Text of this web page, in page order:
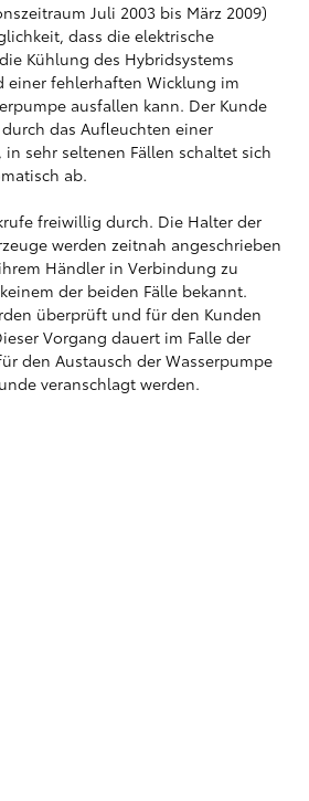
Juli 2003 bis März 2009)
dass die elektrische
Kühlung des Hybridsystems
fehlerhaften Wicklung im
ausfallen kann. Der Kunde
das Aufleuchten einer
sehr seltenen Fällen schaltet sich
ab.
freiwillig durch. Die Halter der
werden zeitnah angeschrieben
Händler in Verbindung zu
der beiden Fälle bekannt.
überprüft und für den Kunden
Vorgang dauert im Falle der
den Austausch der Wasserpumpe
veranschlagt werden.